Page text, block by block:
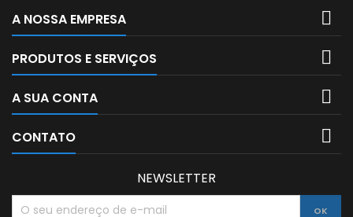
A NOSSA EMPRESA 
PRODUTOS E SERVIÇOS 
A SUA CONTA 
CONTATO 
NEWSLETTER